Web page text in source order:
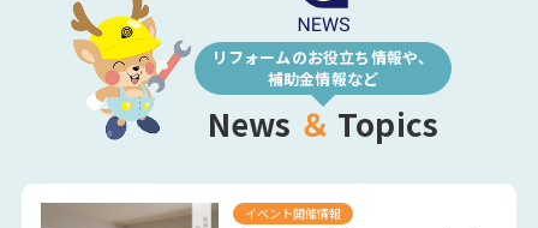
リフォームのお役立ち情報や、
補助金情報など
News ＆ Topics
イベント開催情報